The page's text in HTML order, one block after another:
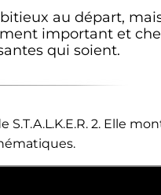
au départ,
important et
qui soient.
2. Elle